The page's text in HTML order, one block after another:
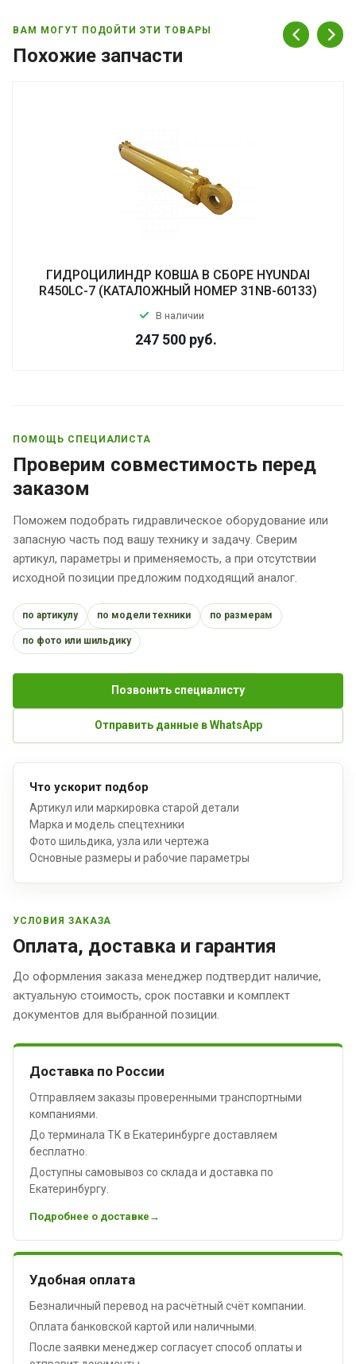
ВАМ МОГУТ ПОДОЙТИ ЭТИ ТОВАРЫ
Похожие запчасти
ГИДРОЦИЛИНДР КОВША В СБОРЕ HYUNDAI
R450LC-7 (КАТАЛОЖНЫЙ НОМЕР 31NB-60133)
В наличии
247 500 руб.
ПОМОЩЬ СПЕЦИАЛИСТА
Проверим совместимость перед
заказом
Поможем подобрать гидравлическое оборудование или
запасную часть под вашу технику и задачу. Сверим
артикул, параметры и применяемость, а при отсутствии
исходной позиции предложим подходящий аналог.
по артикулу по модели техники по размерам
по фото или шильдику
Позвонить специалисту
Отправить данные в WhatsApp
Что ускорит подбор
Артикул или маркировка старой детали
Марка и модель спецтехники
Фото шильдика, узла или чертежа
Основные размеры и рабочие параметры
УСЛОВИЯ ЗАКАЗА
Оплата, доставка и гарантия
До оформления заказа менеджер подтвердит наличие,
актуальную стоимость, срок поставки и комплект
документов для выбранной позиции.
Доставка по России
Отправляем заказы проверенными транспортными
компаниями.
До терминала ТК в Екатеринбурге доставляем
бесплатно.
Доступны самовывоз со склада и доставка по
Екатеринбургу.
Подробнее о доставке
Удобная оплата
Безналичный перевод на расчётный счёт компании.
Оплата банковской картой или наличными.
После заявки менеджер согласует способ оплаты и